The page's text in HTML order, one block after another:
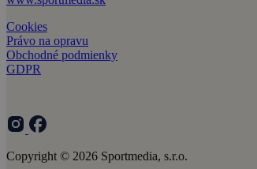
Cookies
Právo na opravu
Obchodné podmienky
GDPR
Copyright © 2026 Sportmedia, s.r.o.